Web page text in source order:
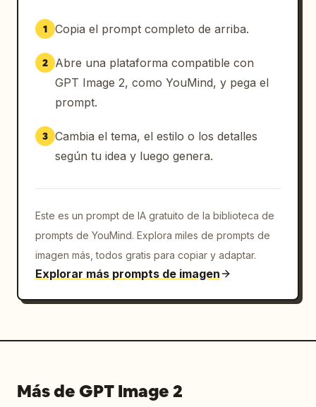
1 Copia el prompt completo de arriba.
2
Abre una plataforma compatible con
GPT Image 2, como YouMind, y pega el
prompt.
3 Cambia el tema, el estilo o los detalles
según tu idea y luego genera.
Este es un prompt de IA gratuito de la biblioteca de
prompts de YouMind. Explora miles de prompts de
imagen más, todos gratis para copiar y adaptar.
Explorar más prompts de imagen
Más de GPT Image 2